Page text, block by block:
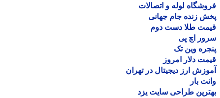
لوله و اتصالات
زنده جام جهانی
طلا دست دوم
اچ پی
وین تک
دلار امروز
ارز دیجیتال در تهران
بار
طراحی سایت یزد